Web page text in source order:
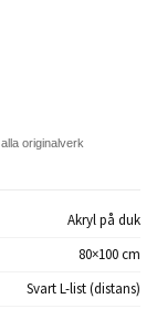
originalverk
Akryl på duk
80×100 cm
Svart L-list (distans)